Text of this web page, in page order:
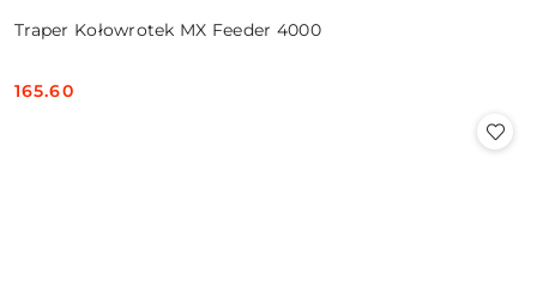
Traper Kołowrotek MX Feeder 4000
Cena:
165.60